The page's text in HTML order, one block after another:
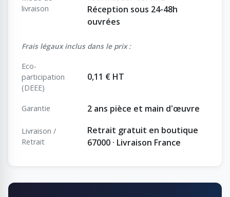
livraison
Réception sous 24-48h
ouvrées
Frais légaux inclus dans le prix :
Eco-
participation
(DEEE)
0,11 € HT
Garantie 2 ans pièce et main d'œuvre
Livraison /
Retrait
Retrait gratuit en boutique
67000 · Livraison France